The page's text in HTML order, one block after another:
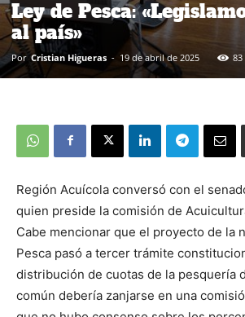
Ley de Pesca:
al país»
Por Cristian Higueras - 19 de abril de 2025 83
Región Acuícola conversó con el
quien preside la comisión de
Cabe mencionar que el proyecto de la
Pesca pasó a tercer trámite
distribución de cuotas de la pesquería
común debería zanjarse en una